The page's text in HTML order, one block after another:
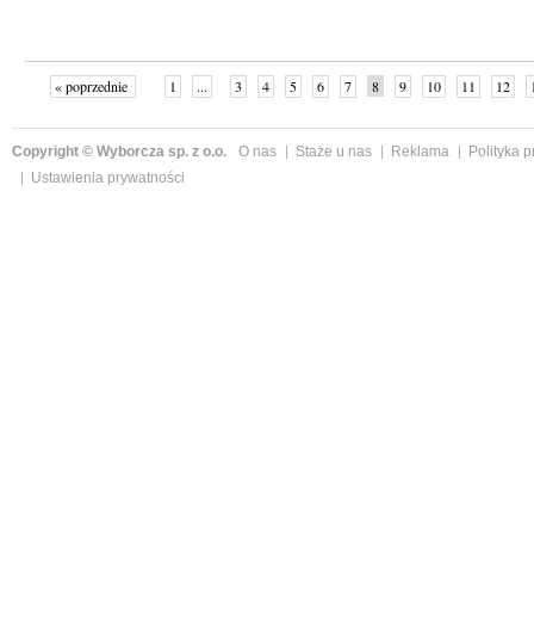
« poprzednie 1 ... 3 4 5 6 7 8 9 10 11 12
Copyright © Wyborcza sp. z o.o. O nas Staże u nas Reklama
Polityka
Ustawienia prywatności